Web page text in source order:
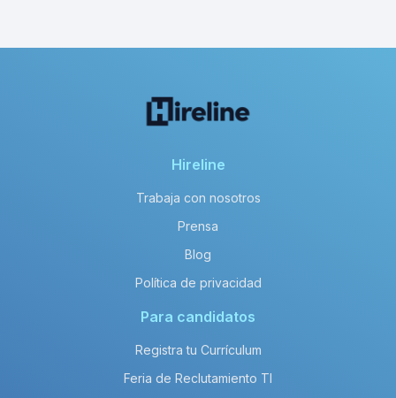
Hireline
Trabaja con nosotros
Prensa
Blog
Política de privacidad
Para candidatos
Registra tu Currículum
Feria de Reclutamiento TI